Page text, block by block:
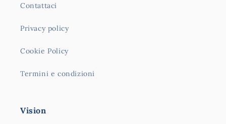
Contattaci
Privacy policy
Cookie Policy
Termini e condizioni
Vision